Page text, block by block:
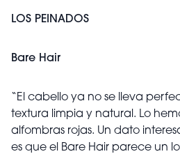
LOS PEINADOS
Bare Hair
“El cabello ya no se lleva
textura limpia y natural. Lo
alfombras rojas. Un dato
es que el Bare Hair parece un